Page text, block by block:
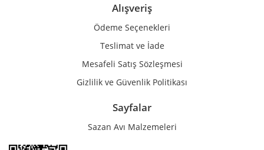
Alışveriş
Ödeme Seçenekleri
Teslimat ve İade
Mesafeli Satış Sözleşmesi
Gizlilik ve Güvenlik Politikası
Sayfalar
Sazan Avı Malzemeleri